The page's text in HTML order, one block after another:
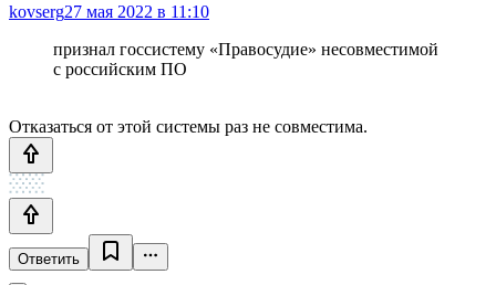
kovserg27 мая 2022 в 11:10
признал госсистему «Правосудие» несовместимой
с российским ПО
Отказаться от этой системы раз не совместима.
Ответить